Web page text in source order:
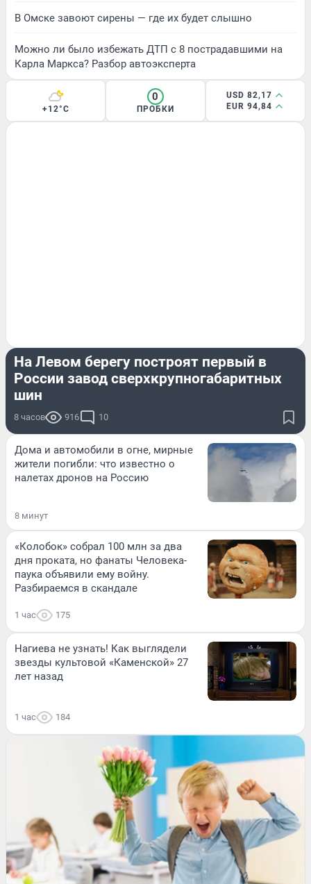
В Омске завоют сирены — где их будет слышно
Можно ли было избежать ДТП с 8 пострадавшими на
Карла Маркса? Разбор автоэксперта
+12°C
0
ПРОБКИ
USD 82,17
EUR 94,84
На Левом берегу построят первый в
России завод сверхкрупногабаритных
шин
8 часов 916 10
Дома и автомобили в огне, мирные
жители погибли: что известно о
налетах дронов на Россию
8 минут
«Колобок» собрал 100 млн за два
дня проката, но фанаты Человека-
паука объявили ему войну.
Разбираемся в скандале
1 час 175
Нагиева не узнать! Как выглядели
звезды культовой «Каменской» 27
лет назад
1 час 184